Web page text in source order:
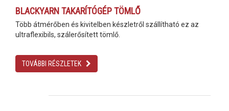
BLACKYARN TAKARÍTÓGÉP TÖMLŐ
Több átmérőben és kivitelben készletről szállítható ez az
ultraflexibils, szálerősített tömlő.
TOVÁBBI RÉSZLETEK